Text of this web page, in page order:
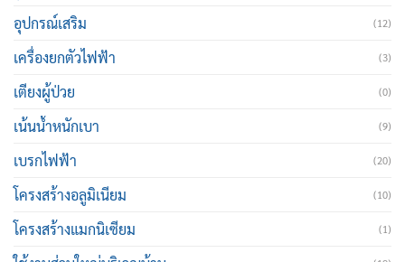
อุปกรณ์เสริม (12)
เครื่องยกตัวไฟฟ้า (3)
เตียงผู้ป่วย (0)
เน้นน้ำหนักเบา (9)
เบรกไฟฟ้า (20)
โครงสร้างอลูมิเนียม (10)
โครงสร้างแมกนิเซียม (1)